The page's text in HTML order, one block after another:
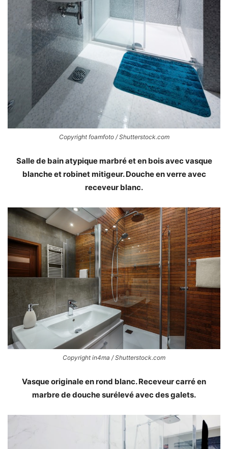
Copyright foamfoto / Shutterstock.com
Salle de bain atypique marbré et en bois avec vasque
blanche et robinet mitigeur. Douche en verre avec
receveur blanc.
Copyright in4ma / Shutterstock.com
Vasque originale en rond blanc. Receveur carré en
marbre de douche surélevé avec des galets.